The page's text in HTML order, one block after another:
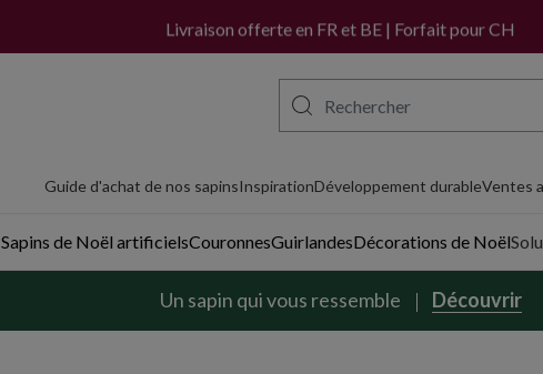
Achetez maintenant, payez plus tard avec PayPal
Guide d'achat de nos sapinsInspirationDéveloppement durableVentes
Sapins de Noël artificielsCouronnesGuirlandesDécorations de Noël
Un sapin qui vous ressemble Découvrir